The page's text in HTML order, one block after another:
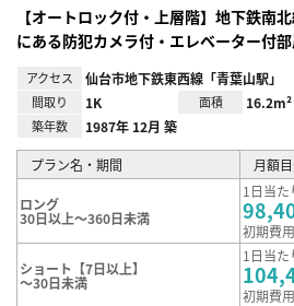
【オートロック付・上層階】地下鉄
にある防犯カメラ付・エレベーター付部
アクセス 仙台市地下鉄東西線「青葉山駅」
間取り 1K 面積 16.2m²
築年数 1987年 12月 築
プラン名・期間 月額
ロング
30日以上～360日未満
1日当
初期費
ショート【7日以上】
～30日未満
1日当
初期費